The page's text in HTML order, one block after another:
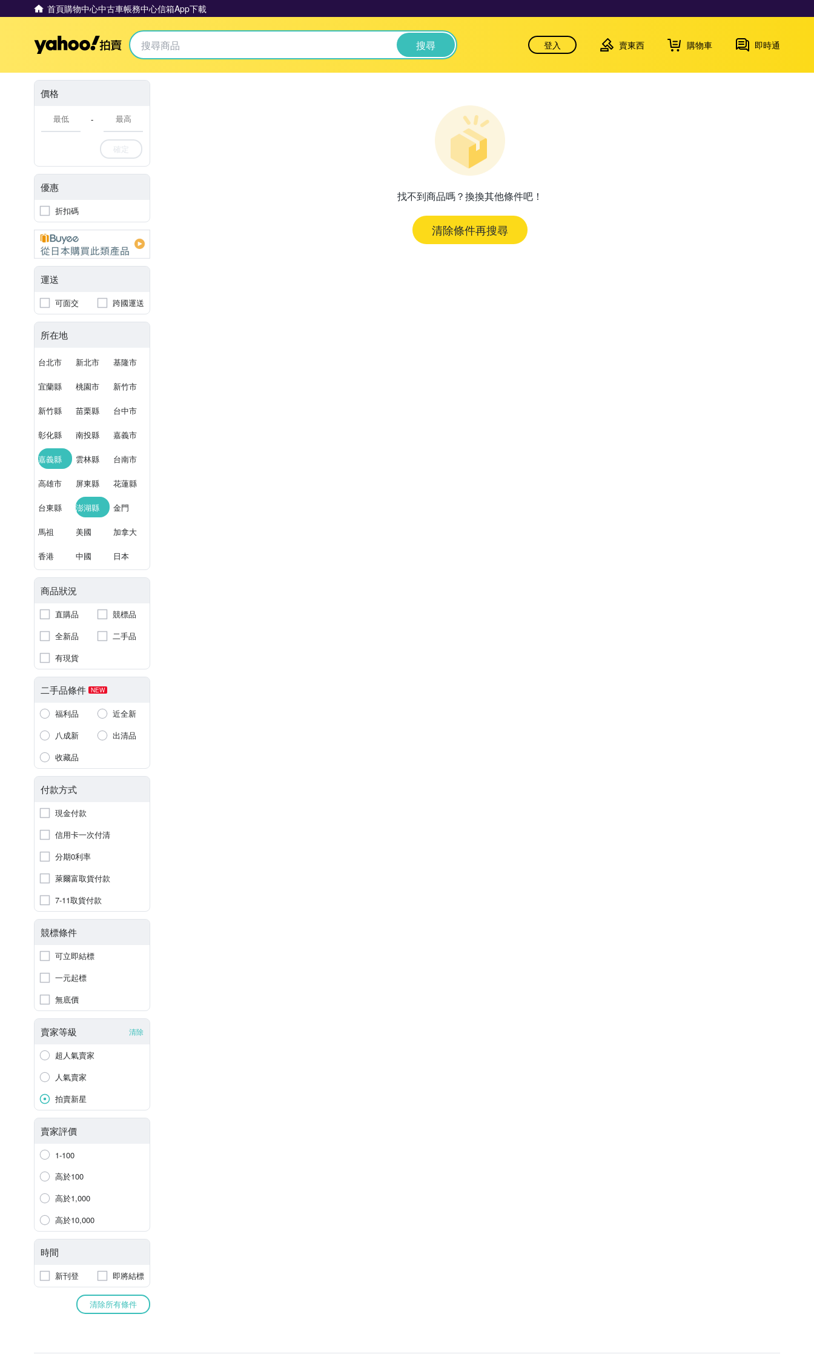
首頁購物中心中古車帳務中心信箱App下載
Yahoo拍賣 搜尋 登入 賣東西 購物車 即時通
價格
-
確定
優惠
折扣碼
運送
可面交 跨國運送
所在地
台北市 新北市 基隆市
宜蘭縣 桃園市 新竹市
新竹縣 苗栗縣 台中市
彰化縣 南投縣 嘉義市
嘉義縣 雲林縣 台南市
高雄市 屏東縣 花蓮縣
台東縣 澎湖縣 金門
馬祖 美國 加拿大
香港 中國 日本
商品狀況
直購品
競標品
全新品
二手品
有現貨
二手品條件 NEW
福利品
近全新
八成新
出清品
收藏品
付款方式
現金付款
信用卡一次付清
分期0利率
萊爾富取貨付款
7-11取貨付款
競標條件
可立即結標
一元起標
無底價
賣家等級 清除
超人氣賣家
人氣賣家
拍賣新星
賣家評價
1-100
高於100
高於1,000
高於10,000
時間
新刊登 即將結標
清除所有條件
找不到商品嗎？換換其他條件吧！
清除條件再搜尋